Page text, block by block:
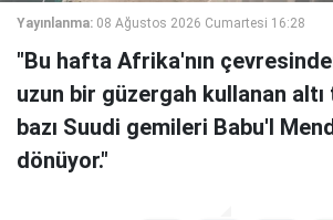
Yayınlanma: 08 Ağustos 2026 Cumartesi 16:28
"Bu hafta Afrika'nın
uzun bir güzergah kullanan
bazı Suudi gemileri Babu'l
dönüyor."